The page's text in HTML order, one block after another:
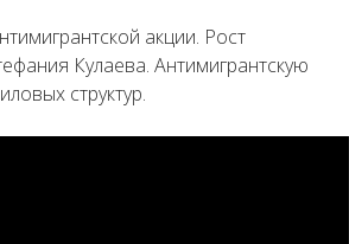
акции. Рост
Кулаева. Антимигрантскую
структур.